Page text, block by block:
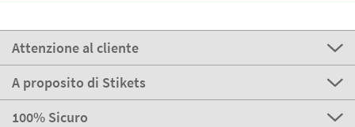
Attenzione al cliente
A proposito di Stikets
100% Sicuro